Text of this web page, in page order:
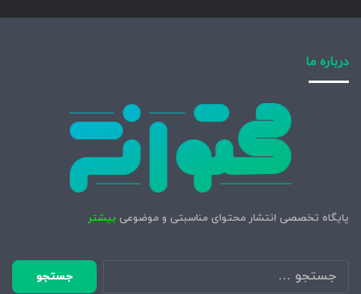
درباره ما
پایگاه تخصصی انتشار محتوای مناسبتی و موضوعی بیشتر
جستجو
برای: